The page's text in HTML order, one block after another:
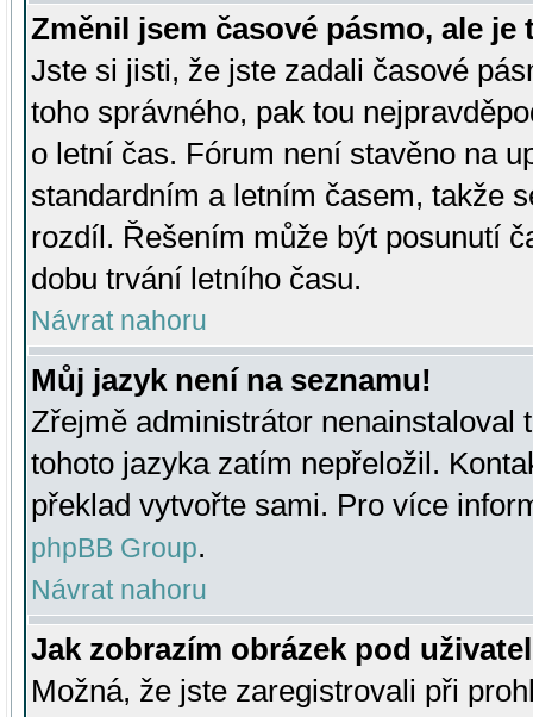
Změnil jsem časové pásmo, ale je
Jste si jisti, že jste zadali časové
toho správného, pak tou
o letní čas. Fórum není stavěno na
standardním a letním časem, takže
rozdíl. Řešením může být posunutí
dobu trvání letního času.
Návrat nahoru
Můj jazyk není na seznamu!
Zřejmě administrátor nenainstaloval
tohoto jazyka zatím nepřeložil.
překlad vytvořte sami. Pro více
phpBB Group.
Návrat nahoru
Jak zobrazím obrázek pod
Možná, že jste zaregistrovali při